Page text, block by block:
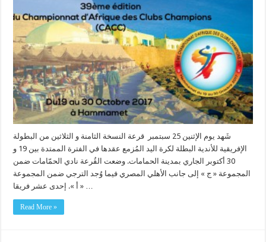
شَهد يوم الإثنين 25 سبتمبر قرعة النسخة الثامنة و الثلاثين من البطولة
الإفريقية للأندية البطلة لكرة اليد المُزمع عقدها في الفترة الممتدة بين 19 و
30 أكتوبر الجاري بمدينة الحمامات. وضعت القُرعة نادي الحمّامات ضمن
المجموعة « ج » إلى جانب الأهلي المصري فيما وُجد الترجي ضمن المجموعة
« أ ». إحدى عشر فريقا …
Read More »